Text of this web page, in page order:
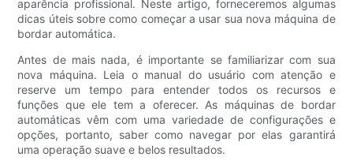
aparência profissional. Neste artigo, forneceremos algumas
dicas úteis sobre como começar a usar sua nova máquina de
bordar automática.
Antes de mais nada, é importante se familiarizar com sua
nova máquina. Leia o manual do usuário com atenção e
reserve um tempo para entender todos os recursos e
funções que ele tem a oferecer. As máquinas de bordar
automáticas vêm com uma variedade de configurações e
opções, portanto, saber como navegar por elas garantirá
uma operação suave e belos resultados.